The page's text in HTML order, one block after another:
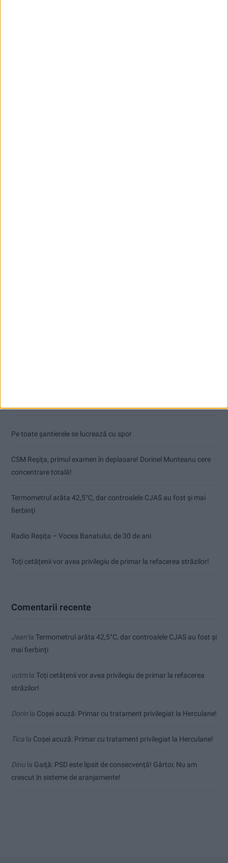
Pe toate șantierele se lucrează cu spor
CSM Reșița, primul examen în deplasare! Dorinel Munteanu cere
concentrare totală!
Termometrul arăta 42,5°C, dar controalele CJAS au fost și mai
fierbinți
Radio Reșița – Vocea Banatului, de 30 de ani
Toți cetățenii vor avea privilegiu de primar la refacerea străzilor!
Comentarii recente
Jean la Termometrul arăta 42,5°C, dar controalele CJAS au fost și
mai fierbinți
uctmla Toți cetățenii vor avea privilegiu de primar la refacerea
străzilor!
Dorin la Coșei acuză: Primar cu tratament privilegiat la Herculane!
Tica la Coșei acuză: Primar cu tratament privilegiat la Herculane!
Dinu la Gaiţă: PSD este lipsit de consecvență! Gârtoi: Nu am
crescut în sisteme de aranjamente!